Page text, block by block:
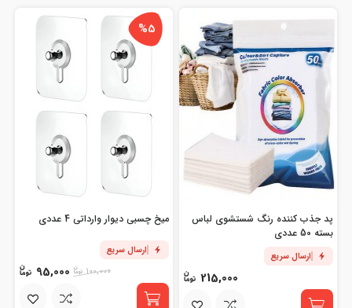
پد جذب کننده رنگ شستشوی لباس
بسته 50 عددی
ارسال سریع
215,000
%5
میخ چسبی دیوار وارداتی 4 عددی
ارسال سریع
100,000
95,000